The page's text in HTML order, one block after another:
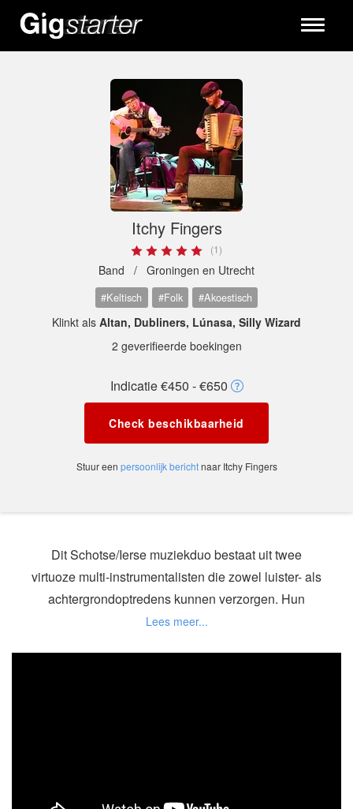
Toggle
Itchy Fingers
(1)
Band / Groningen en Utrecht
#Keltisch #Folk #Akoestisch
Klinkt als Altan, Dubliners, Lúnasa, Silly Wizard
2 geverifieerde boekingen
Indicatie €450 - €650
Check beschikbaarheid
Stuur een persoonlijk berichtnaar Itchy Fingers
Dit Schotse/Ierse muziekduo bestaat uit twee
virtuoze multi-instrumentalisten die zowel luister- als
achtergrondoptredens kunnen verzorgen. Hun
repertoire omvat het gehele spectrum van de
ceilidh/ceili), of dansoptredens met Ierse